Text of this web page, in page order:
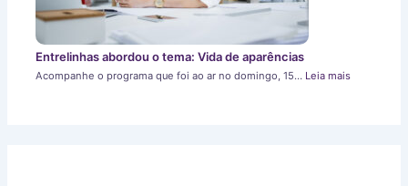
Entrelinhas abordou o tema: Vida de aparências
Acompanhe o programa que foi ao ar no domingo, 15… Leia mais